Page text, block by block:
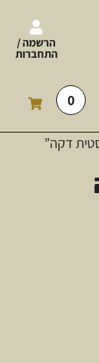
הרשמה /
התחברות
0
דקה”